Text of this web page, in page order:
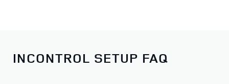
INCONTROL SETUP FAQ